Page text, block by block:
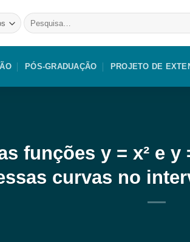
Pesquisar
por:
PÓS-GRADUAÇÃO PROJETO DE
funções y = x² e
curvas no